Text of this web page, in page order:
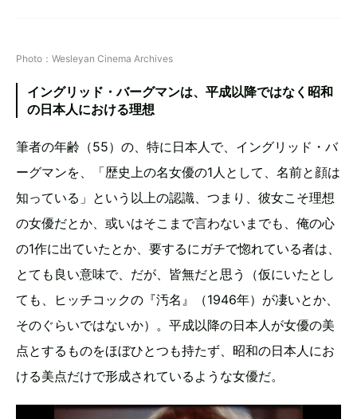
Photo：Wesleyan Cinema Archives
イングリッド・バーグマンは、平成以降ではなく昭和
の日本人における理想
筆者の年齢（55）の、特に日本人で、イングリッド・バ
ーグマンを、「歴史上の名女優の1人として、名前と顔は
知っている」という以上の認識、つまり、彼女こそ理想
の女優だとか、或いはそこまで言わないまでも、俺の心
の1作に出ていたとか、要するにガチで惚れている者は、
とても良い意味で、だが、皆無だと思う（仮にいたとし
ても、ヒッチコックの『汚名』（1946年）が凄いとか、
そのぐらいではないか）。平成以降の日本人が女優の美
点とするものをほぼひとつも持たず、昭和の日本人にお
ける美点だけで形成されているような女優だ。